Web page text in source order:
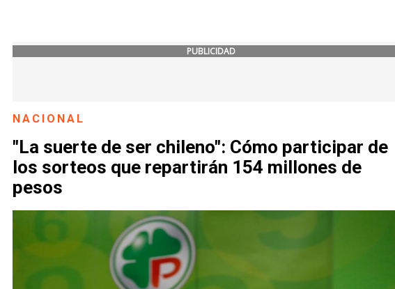
PUBLICIDAD
NACIONAL
"La suerte de ser chileno": Cómo participar de
los sorteos que repartirán 154 millones de
pesos